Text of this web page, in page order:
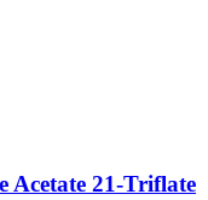
Acetate 21-Triflate